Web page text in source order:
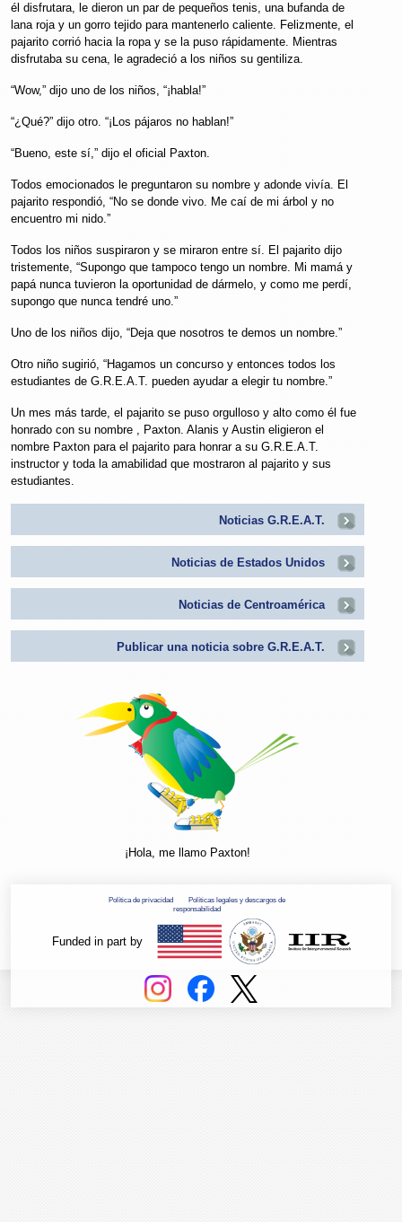
él disfrutara, le dieron un par de pequeños tenis, una bufanda de
lana roja y un gorro tejido para mantenerlo caliente. Felizmente, el
pajarito corrió hacia la ropa y se la puso rápidamente. Mientras
disfrutaba su cena, le agradeció a los niños su gentiliza.
“Wow,” dijo uno de los niños, “¡habla!”
“¿Qué?” dijo otro. “¡Los pájaros no hablan!”
“Bueno, este sí,” dijo el oficial Paxton.
Todos emocionados le preguntaron su nombre y adonde vivía. El
pajarito respondió, “No se donde vivo. Me caí de mi árbol y no
encuentro mi nido.”
Todos los niños suspiraron y se miraron entre sí. El pajarito dijo
tristemente, “Supongo que tampoco tengo un nombre. Mi mamá y
papá nunca tuvieron la oportunidad de dármelo, y como me perdí,
supongo que nunca tendré uno.”
Uno de los niños dijo, “Deja que nosotros te demos un nombre.”
Otro niño sugirió, “Hagamos un concurso y entonces todos los
estudiantes de G.R.E.A.T. pueden ayudar a elegir tu nombre.”
Un mes más tarde, el pajarito se puso orgulloso y alto como él fue
honrado con su nombre , Paxton. Alanis y Austin eligieron el
nombre Paxton para el pajarito para honrar a su G.R.E.A.T.
instructor y toda la amabilidad que mostraron al pajarito y sus
estudiantes.
Noticias G.R.E.A.T.
Noticias de Estados Unidos
Noticias de Centroamérica
Publicar una noticia sobre G.R.E.A.T.
¡Hola, me llamo Paxton!
Política de privacidad
Políticas legales y descargos de
responsabilidad
Funded in part by